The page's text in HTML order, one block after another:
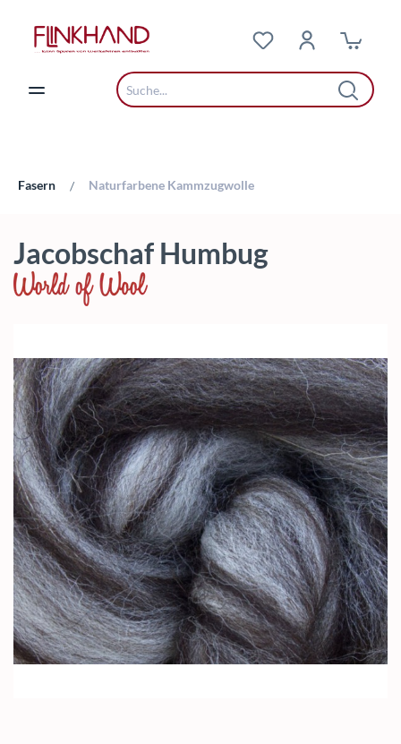
Fasern / Naturfarbene Kammzugwolle
Jacobschaf Humbug